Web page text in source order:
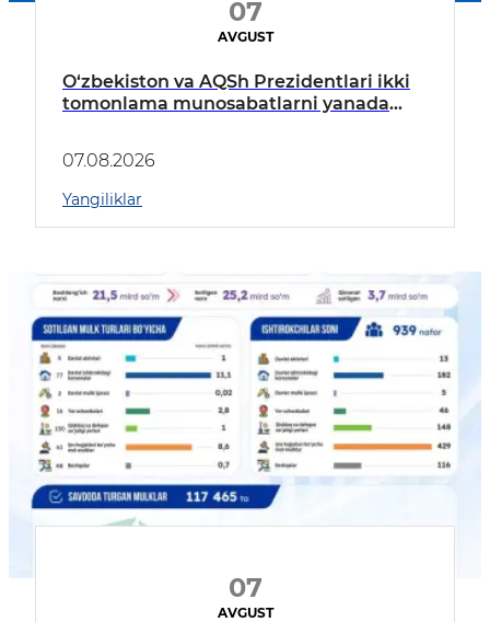
07
AVGUST
O‘zbekiston va AQSh Prezidentlari ikki
tomonlama munosabatlarni yanada
07.08.2026
Yangiliklar
07
AVGUST